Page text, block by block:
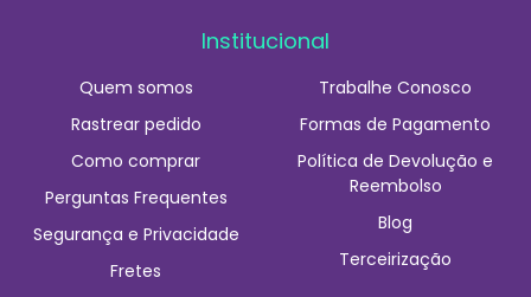
Institucional
Quem somos
Rastrear pedido
Como comprar
Perguntas Frequentes
Segurança e Privacidade
Fretes
Trabalhe Conosco
Formas de Pagamento
Política de Devolução e
Reembolso
Blog
Terceirização